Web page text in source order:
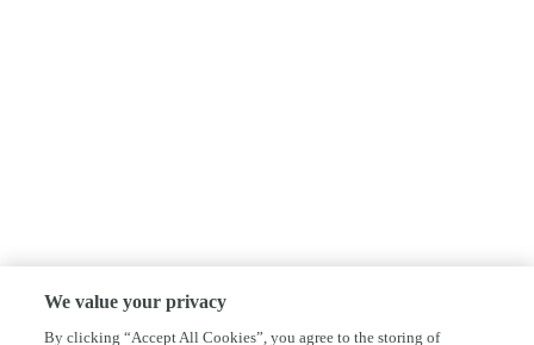
We value your privacy
By clicking “Accept All Cookies”, you agree to the storing of